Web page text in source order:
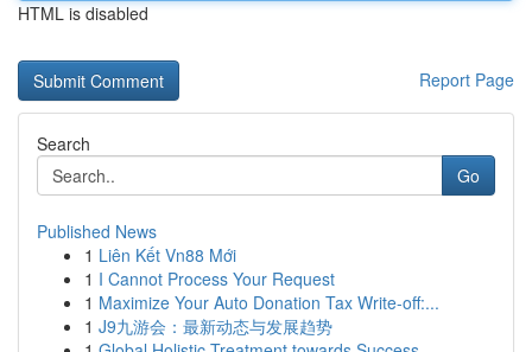
HTML is disabled
Report Page
Search
Go
Published News
1 Liên Kết Vn88 Mới
1 I Cannot Process Your Request
1 Maximize Your Auto Donation Tax Write-off:...
1 J9九游会：最新动态与发展趋势